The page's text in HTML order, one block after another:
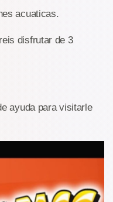
acuaticas.
disfrutar de 3
ayuda para visitarle